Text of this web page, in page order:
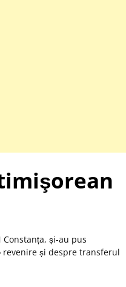
și-au pus
revenire și despre transferul